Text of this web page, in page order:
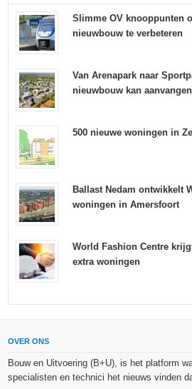
Slimme OV knooppunten
nieuwbouw te verbeteren
Van Arenapark naar
nieuwbouw kan aanvangen
500 nieuwe woningen in
Ballast Nedam ontwikkelt
woningen in Amersfoort
World Fashion Centre
extra woningen
OVER ONS
Bouw en Uitvoering (B+U), is het platform
specialisten en technici het nieuws vinden